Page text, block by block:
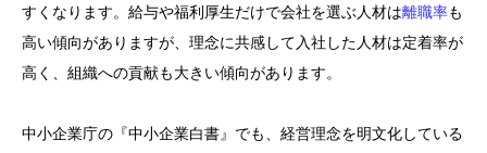
すくなります。給与や福利厚生だけで会社を選ぶ人材は離職率も
高い傾向がありますが、理念に共感して入社した人材は定着率が
高く、組織への貢献も大きい傾向があります。
中小企業庁の『中小企業白書』でも、経営理念を明文化している